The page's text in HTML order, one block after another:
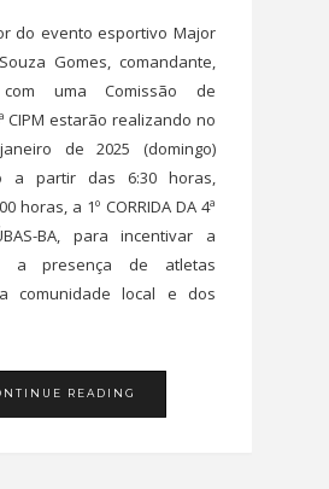
do evento esportivo Major
Gomes, comandante,
com uma Comissão de
CIPM estarão realizando no
de 2025 (domingo)
a partir das 6:30 horas,
horas, a 1º CORRIDA DA 4ª
BA, para incentivar a
a presença de atletas
comunidade local e dos
READING